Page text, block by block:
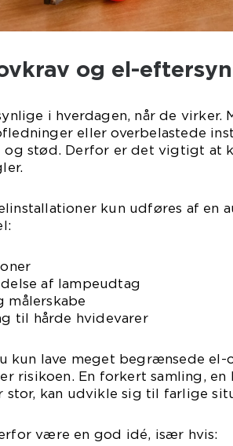
og el-eftersyn
i hverdagen, når de virker.
eller overbelastede
stød. Derfor er det vigtigt at
kun udføres af en
af lampeudtag
målerskabe
til hårde hvidevarer
kun lave meget begrænsede el-
risikoen. En forkert samling,
stor, kan udvikle sig til farlige
være en god idé, især hvis: